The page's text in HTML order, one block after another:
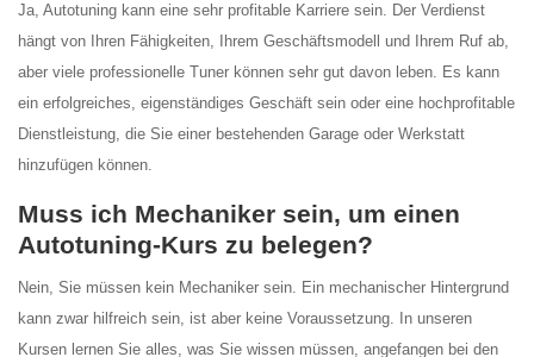
Ja, Autotuning kann eine sehr profitable Karriere sein. Der Verdienst
hängt von Ihren Fähigkeiten, Ihrem Geschäftsmodell und Ihrem Ruf ab,
aber viele professionelle Tuner können sehr gut davon leben. Es kann
ein erfolgreiches, eigenständiges Geschäft sein oder eine hochprofitable
Dienstleistung, die Sie einer bestehenden Garage oder Werkstatt
hinzufügen können.
Muss ich Mechaniker sein, um einen
Autotuning-Kurs zu belegen?
Nein, Sie müssen kein Mechaniker sein. Ein mechanischer Hintergrund
kann zwar hilfreich sein, ist aber keine Voraussetzung. In unseren
Kursen lernen Sie alles, was Sie wissen müssen, angefangen bei den